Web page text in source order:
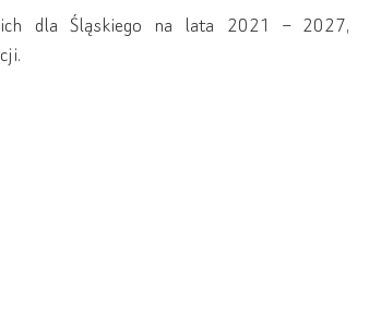
dla Śląskiego na lata 2021 – 2027,